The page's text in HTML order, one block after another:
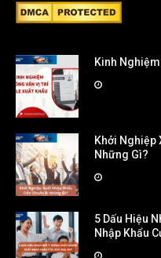
Kinh
Khởi Nghiệp
Những Gì?
5 Dấu Hiệu
Nhập Khẩu